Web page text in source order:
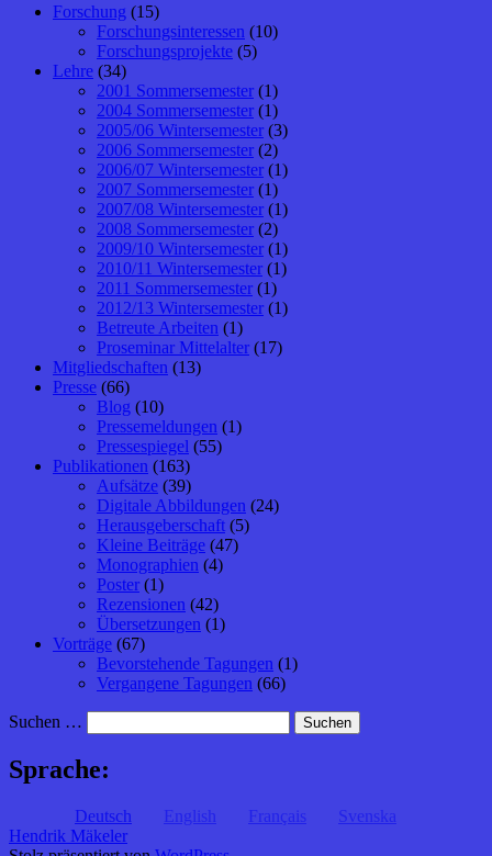
Forschung (15)
Forschungsinteressen (10)
Forschungsprojekte (5)
Lehre (34)
2001 Sommersemester (1)
2004 Sommersemester (1)
2005/06 Wintersemester (3)
2006 Sommersemester (2)
2006/07 Wintersemester (1)
2007 Sommersemester (1)
2007/08 Wintersemester (1)
2008 Sommersemester (2)
2009/10 Wintersemester (1)
2010/11 Wintersemester (1)
2011 Sommersemester (1)
2012/13 Wintersemester (1)
Betreute Arbeiten (1)
Proseminar Mittelalter (17)
Mitgliedschaften (13)
Presse (66)
Blog (10)
Pressemeldungen (1)
Pressespiegel (55)
Publikationen (163)
Aufsätze (39)
Digitale Abbildungen (24)
Herausgeberschaft (5)
Kleine Beiträge (47)
Monographien (4)
Poster (1)
Rezensionen (42)
Übersetzungen (1)
Vorträge (67)
Bevorstehende Tagungen (1)
Vergangene Tagungen (66)
Suchen …
Sprache:
Deutsch English Français
Svenska
Hendrik Mäkeler